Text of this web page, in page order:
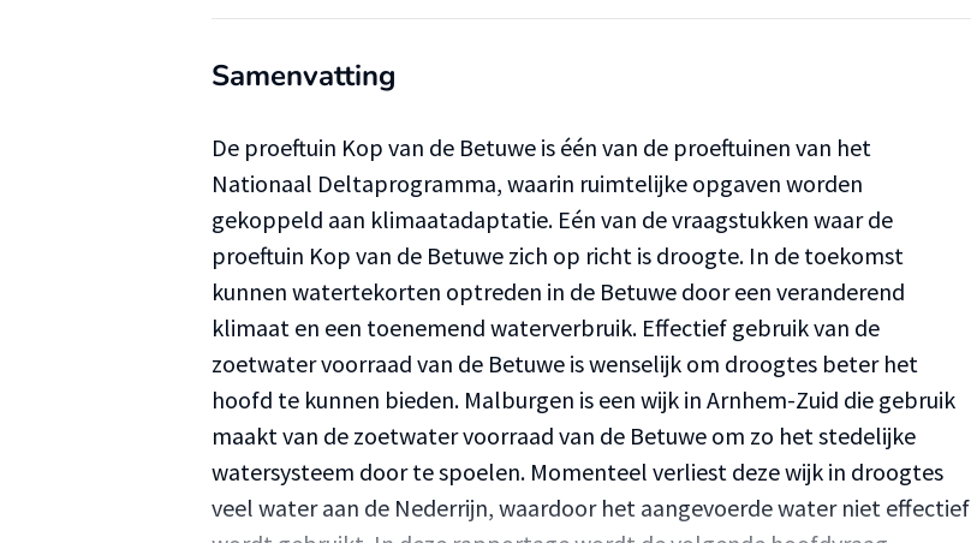
Samenvatting
De proeftuin Kop van de Betuwe is één van de proeftuinen van het
Nationaal Deltaprogramma, waarin ruimtelijke opgaven worden
gekoppeld aan klimaatadaptatie. Eén van de vraagstukken waar de
proeftuin Kop van de Betuwe zich op richt is droogte. In de toekomst
kunnen watertekorten optreden in de Betuwe door een veranderend
klimaat en een toenemend waterverbruik. Effectief gebruik van de
zoetwater voorraad van de Betuwe is wenselijk om droogtes beter het
hoofd te kunnen bieden. Malburgen is een wijk in Arnhem-Zuid die gebruik
maakt van de zoetwater voorraad van de Betuwe om zo het stedelijke
watersysteem door te spoelen. Momenteel verliest deze wijk in droogtes
veel water aan de Nederrijn, waardoor het aangevoerde water niet effectief